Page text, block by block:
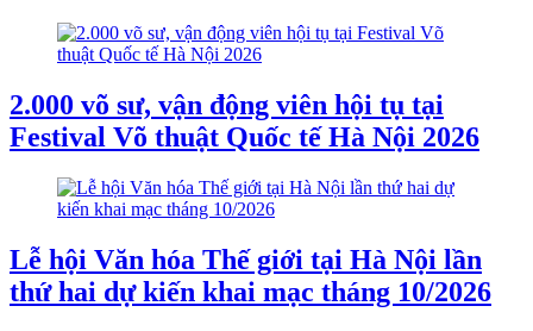
2.000 võ sư, vận động viên hội tụ tại
Festival Võ thuật Quốc tế Hà Nội 2026
Lễ hội Văn hóa Thế giới tại Hà Nội lần
thứ hai dự kiến khai mạc tháng 10/2026